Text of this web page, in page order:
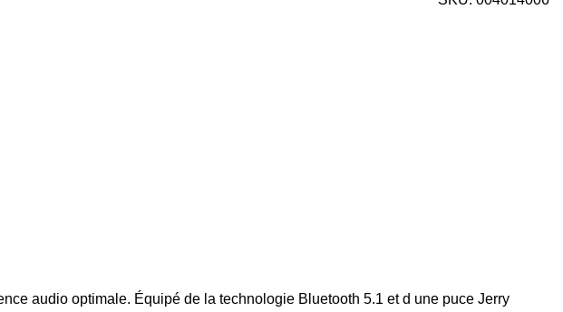
audio optimale. Équipé de la technologie Bluetooth 5.1 et d une puce Jerry